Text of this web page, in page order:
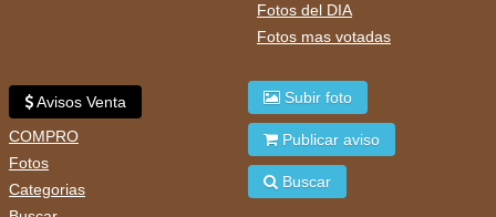
Fotos del DIA
Fotos mas votadas
Avisos Venta
COMPRO
Fotos
Categorias
Subir foto
Publicar aviso
Buscar